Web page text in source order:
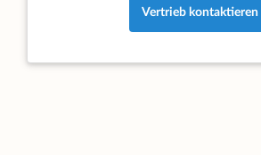
Vertrieb kontaktieren